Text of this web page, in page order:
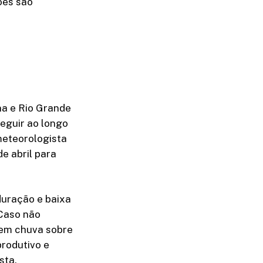
e Rio Grande
ao longo
abril para
e baixa
não
chuva sobre
e